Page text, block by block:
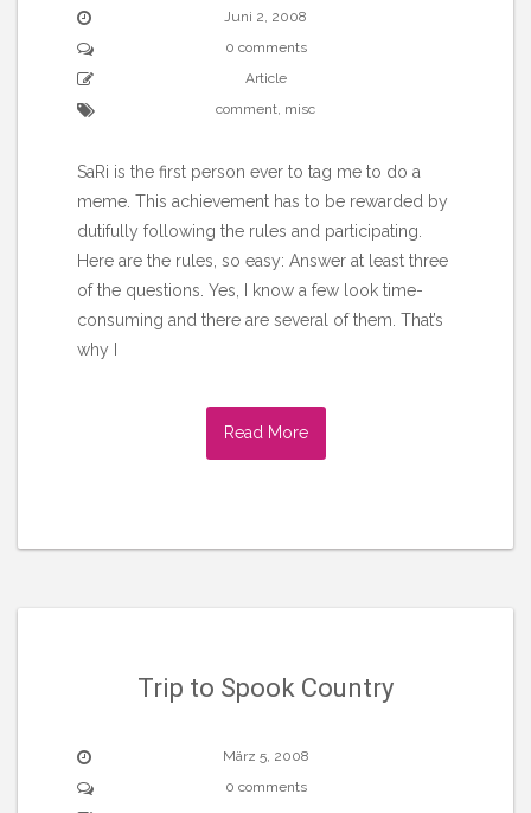
Juni 2, 2008
0 comments
Article
comment, misc
SaRi is the first person ever to tag me to do a
meme. This achievement has to be rewarded by
dutifully following the rules and participating.
Here are the rules, so easy: Answer at least three
of the questions. Yes, I know a few look time-
consuming and there are several of them. That’s
why I
Read More
Trip to Spook Country
März 5, 2008
0 comments